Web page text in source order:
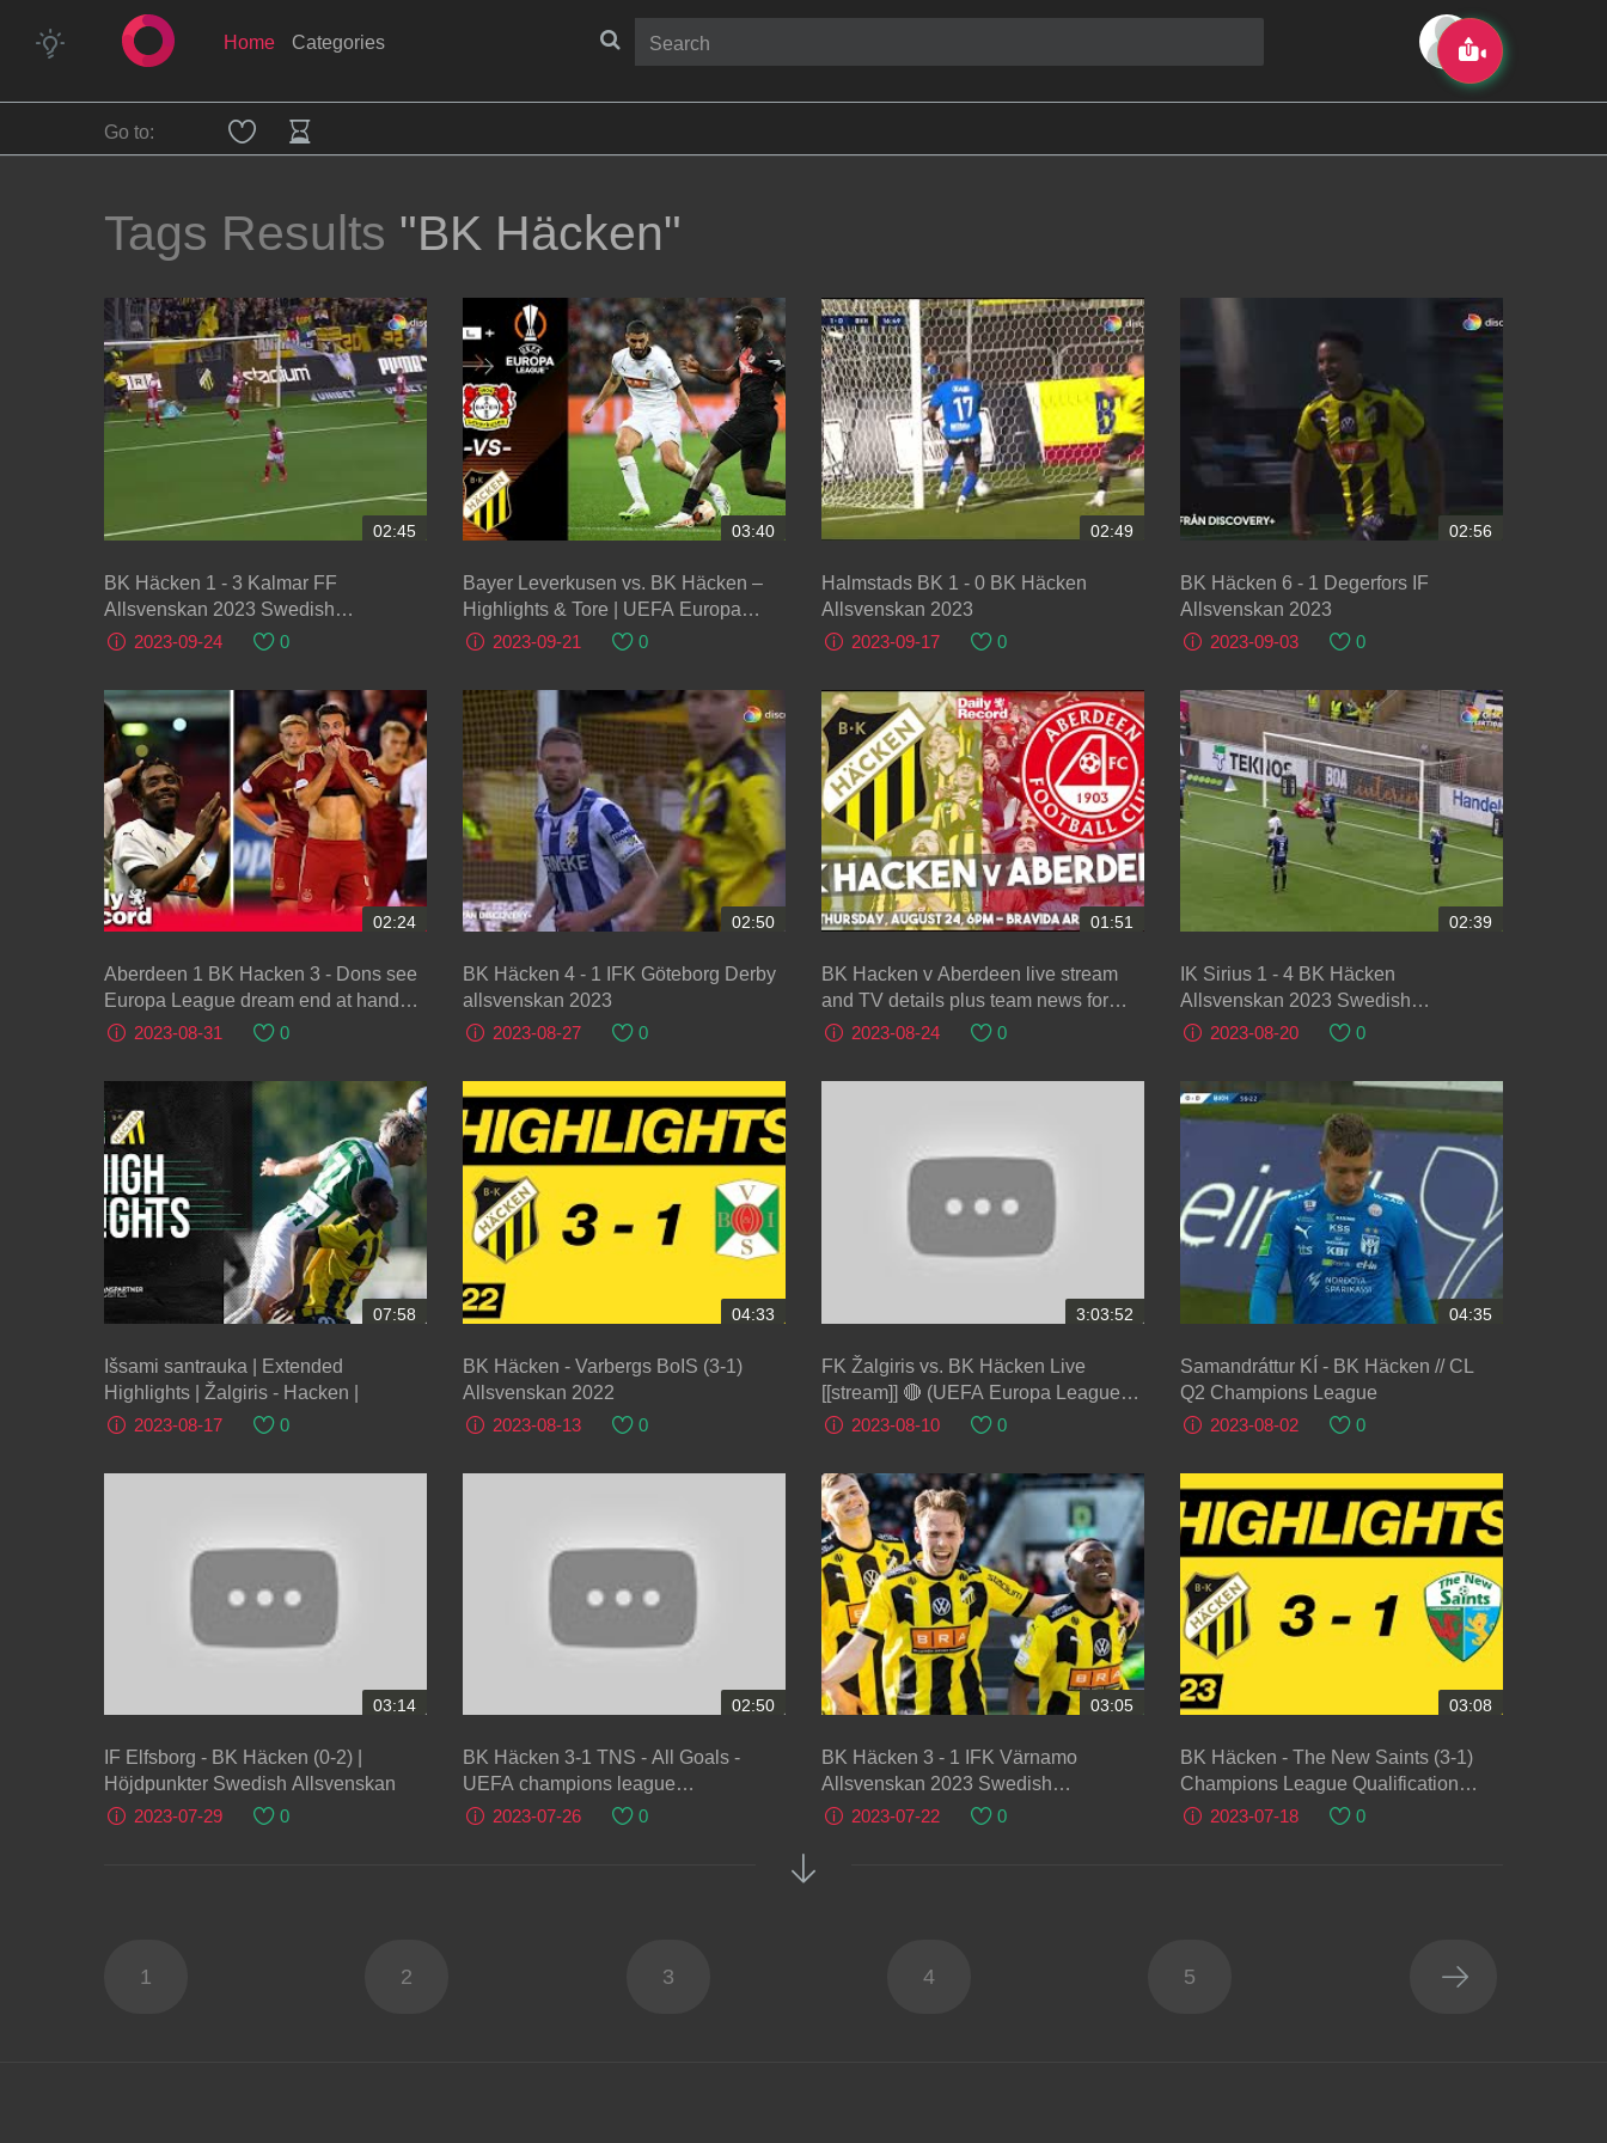
Home Categories
Go to:
Tags Results "BK Häcken"
02:45
BK Häcken 1 - 3 Kalmar FF
Allsvenskan 2023 Swedish
Allsvenskan
2023-09-24 0
03:40
Bayer Leverkusen vs. BK Häcken –
Highlights & Tore | UEFA Europa
League
2023-09-21 0
02:49
Halmstads BK 1 - 0 BK Häcken
Allsvenskan 2023
2023-09-17
0
02:56
BK Häcken 6 - 1 Degerfors IF
Allsvenskan 2023
2023-09-03
0
02:24
Aberdeen 1 BK Hacken 3 - Dons see
Europa League dream end at hands
of Swedish champions
2023-08-31 0
02:50
BK Häcken 4 - 1 IFK Göteborg Derby
allsvenskan 2023
2023-08-27
0
01:51
BK Hacken v Aberdeen live stream
and TV details plus team news for
Europa League playoff first leg
2023-08-24 0
02:39
IK Sirius 1 - 4 BK Häcken
Allsvenskan 2023 Swedish
Allsvenskan
2023-08-20 0
07:58
Išsami santrauka | Extended
Highlights | Žalgiris - Hacken |
2023-08-17
0
04:33
BK Häcken - Varbergs BoIS (3-1)
Allsvenskan 2022
2023-08-13
0
3:03:52
FK Žalgiris vs. BK Häcken Live
[[stream]] 🔴 (UEFA Europa League
2023) - Full Match
2023-08-10 0
04:35
Samandráttur KÍ - BK Häcken // CL
Q2 Champions League
2023-08-02
0
03:14
IF Elfsborg - BK Häcken (0-2) |
Höjdpunkter Swedish Allsvenskan
2023-07-29
0
02:50
BK Häcken 3-1 TNS - All Goals -
UEFA champions league
qualifications
2023-07-26 0
03:05
BK Häcken 3 - 1 IFK Värnamo
Allsvenskan 2023 Swedish
Allsvenskan
2023-07-22 0
03:08
BK Häcken - The New Saints (3-1)
Champions League Qualification
20232023-07-18 0
1 2 3 4 5